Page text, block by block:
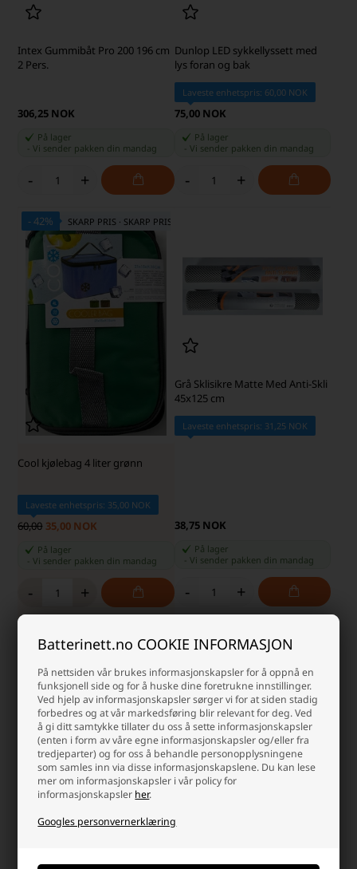
Batterinett.no COOKIE INFORMASJON
På nettsiden vår brukes informasjonskapsler for å oppnå en
funksjonell side og for å huske dine foretrukne innstillinger.
Ved hjelp av informasjonskapsler sørger vi for at siden stadig
forbedres og at vår markedsføring blir relevant for deg. Ved
å gi ditt samtykke tillater du oss å sette informasjonskapsler
(enten i form av våre egne informasjonskapsler og/eller fra
tredjeparter) og for oss å behandle personopplysningene
som samles inn via disse informasjonskapslene. Du kan lese
mer om informasjonskapsler i vår policy for
informasjonskapsler her.
Googles personvernerklæring
Intex Gummibåt Pro 200 196 cm
2 Pers.
306,25 NOK
På lager
-Vi sender pakken din mandag
- +
Dunlop LED sykkellyssett med
lys foran og bak
Laveste enhetspris: 60,00 NOK
75,00 NOK
På lager
Vi sender pakken din mandag
- +
- 42% SKARP PRIS · SKARP PRIS
Cool kjølebag 4 liter grønn
Laveste enhetspris: 35,00 NOK
60,00 35,00 NOK
På lager
-Vi sender pakken din mandag
- +
Grå Sklisikre Matte Med Anti-Skli
45x125 cm
Laveste enhetspris: 31,25 NOK
38,75 NOK
På lager
Vi sender pakken din mandag
- +
Refleksbånd Slap Wrap